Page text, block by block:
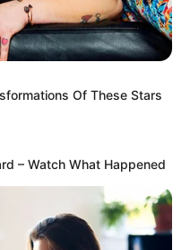
ΟΡΟΙ ΧΡΗΣΗΣ
Κουτσελίνη
Of These Stars
– Watch What Happened